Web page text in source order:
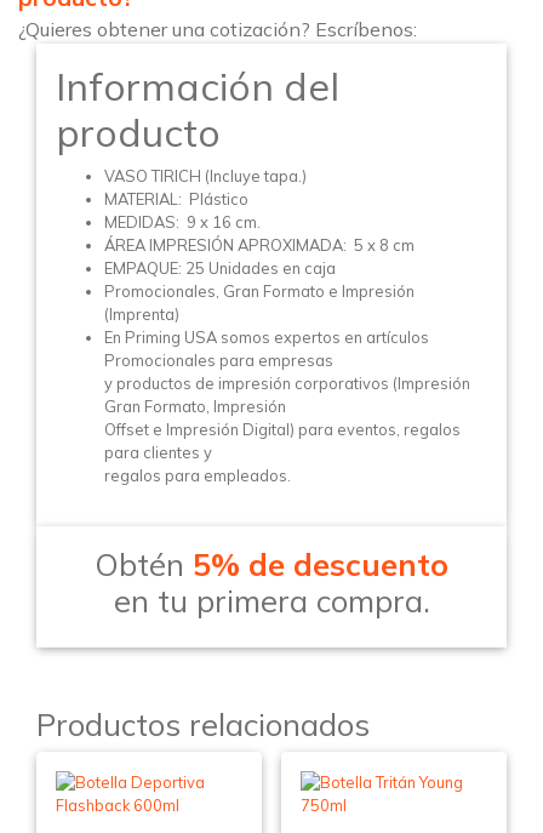
¿Quieres obtener una cotización? Escríbenos:
Información del
producto
VASO TIRICH (Incluye tapa.)
MATERIAL: Plástico
MEDIDAS: 9 x 16 cm.
ÁREA IMPRESIÓN APROXIMADA: 5 x 8 cm
EMPAQUE: 25 Unidades en caja
Promocionales, Gran Formato e Impresión
(Imprenta)
En Priming USA somos expertos en artículos
Promocionales para empresas
y productos de impresión corporativos (Impresión
Gran Formato, Impresión
Offset e Impresión Digital) para eventos, regalos
para clientes y
regalos para empleados.
Obtén 5% de descuento
en tu primera compra.
Productos relacionados